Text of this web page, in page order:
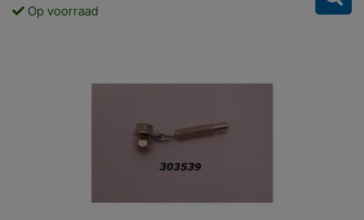
Op voorraad